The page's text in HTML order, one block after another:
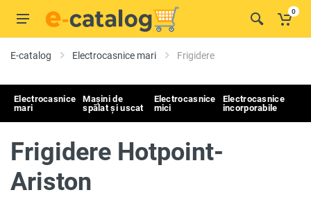
0
E-catalog Electrocasnice mari Frigidere
Electrocasnice
mari
Mașini de
spălat și uscat
Electrocasnice
mici
Electrocasnice
incorporabile
Frigidere Hotpoint-
Ariston